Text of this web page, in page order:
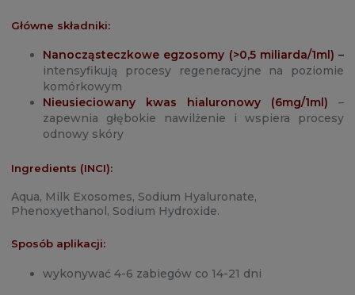
Główne składniki:
Nanocząsteczkowe egzosomy (>0,5 miliarda/1ml) –
intensyfikują procesy regeneracyjne na poziomie
komórkowym
Nieusieciowany kwas hialuronowy (6mg/1ml) –
zapewnia głębokie nawilżenie i wspiera procesy
odnowy skóry
Ingredients (INCI):
Aqua, Milk Exosomes, Sodium Hyaluronate,
Phenoxyethanol, Sodium Hydroxide.
Sposób aplikacji:
wykonywać 4-6 zabiegów co 14-21 dni